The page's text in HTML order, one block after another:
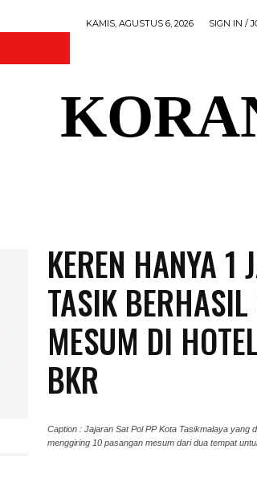
KAMIS, AGUSTUS 6, 2026 SIGN IN /
KEREN HANYA 1
TASIK
MESUM DI
BKR
Caption : Jajaran Sat Pol PP Kota Tasikmalaya yang
menggiring 10 pasangan mesum dari dua tempat